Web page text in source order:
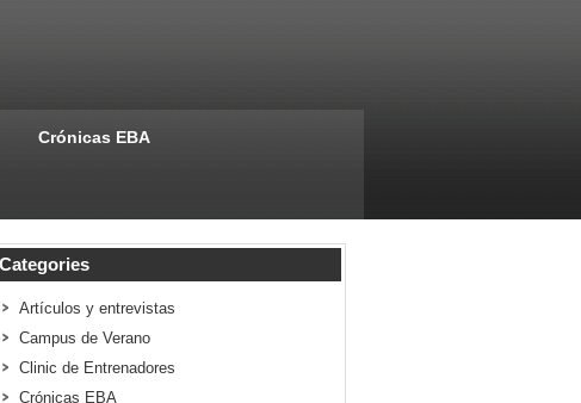
Crónicas EBA
Categories
Artículos y entrevistas
Campus de Verano
Clinic de Entrenadores
Crónicas EBA